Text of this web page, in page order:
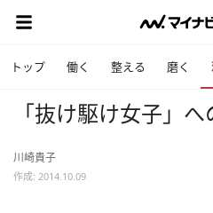
トップ 働く 整える 磨く
「抜け駆け女子」
川崎貴子
作成: 2014.10.09